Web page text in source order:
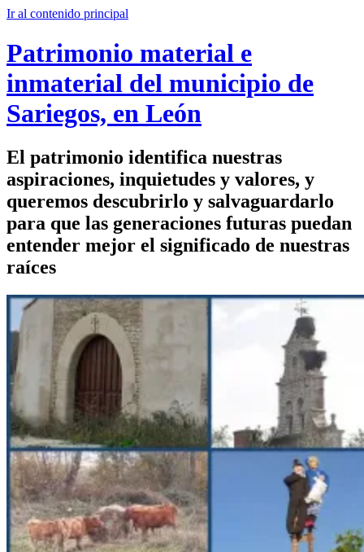
Ir al contenido principal
Patrimonio material e
inmaterial del municipio de
Sariegos, en León
El patrimonio identifica nuestras
aspiraciones, inquietudes y valores, y
queremos descubrirlo y salvaguardarlo
para que las generaciones futuras puedan
entender mejor el significado de nuestras
raíces